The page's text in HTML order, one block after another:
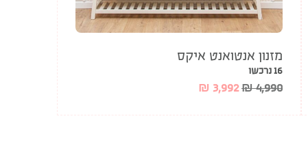
מזנון אנטואנט איקס
16 נרכשו
₪4,990
₪ 3,992